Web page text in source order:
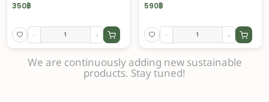
350฿
- +
590฿
- +
We are continuously adding new sustainable
products. Stay tuned!